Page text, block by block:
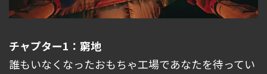
チャプター1：窮地
誰もいなくなったおもちゃ工場であなたを待ってい